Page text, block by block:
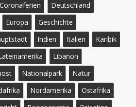
Coronaferien
Deutschland
Europa
Geschichte
Indien Italien
Karibik
Libanon
Nationalpark
Natur
Nordamerika
Ostafrika